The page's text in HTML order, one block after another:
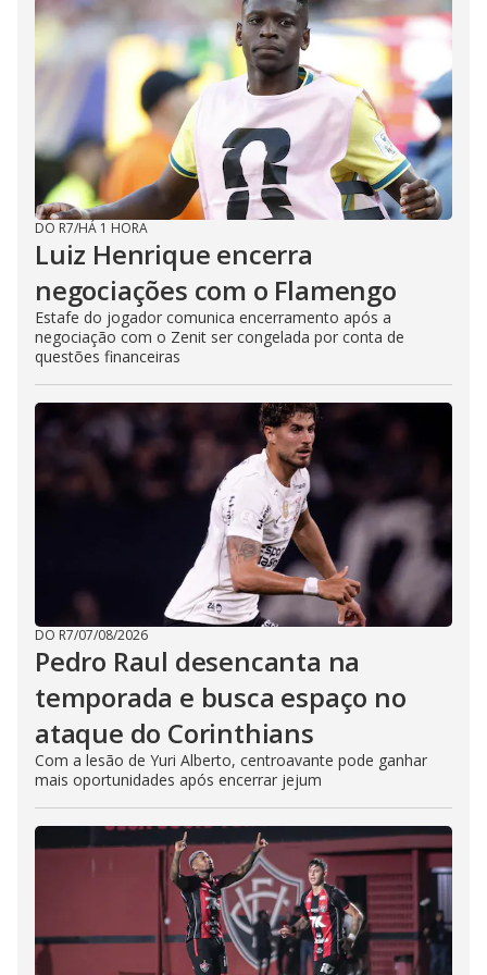
DO R7/HÁ 1 HORA
Luiz Henrique encerra
negociações com o Flamengo
Estafe do jogador comunica encerramento após a
negociação com o Zenit ser congelada por conta de
questões financeiras
DO R7/07/08/2026
Pedro Raul desencanta na
temporada e busca espaço no
ataque do Corinthians
Com a lesão de Yuri Alberto, centroavante pode ganhar
mais oportunidades após encerrar jejum